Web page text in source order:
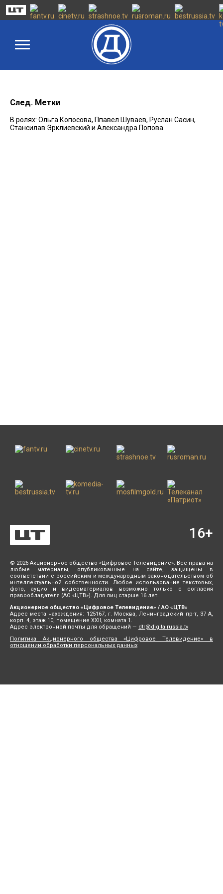
След. Метки
В ролях: Ольга Копосова, Ппавел Шуваев, Руслан Сасин,
Стансилав Эрклиевский и Александра Попова
© 2026 Акционерное общество «Цифровое Телевидение». Все права на
любые материалы, опубликованные на сайте, защищены в
соответствии с российским и международным законодательством об
интеллектуальной собственности. Любое использование текстовых,
фото, аудио и видеоматериалов возможно только с согласия
правообладателя (АО «ЦТВ»). Для лиц старше 16 лет.
Акционерное общество «Цифровое Телевидение» / АО «ЦТВ»
Адрес места нахождения: 125167, г. Москва, Ленинградский пр-т, 37 А,
корп. 4, этаж 10, помещение XXII, комната 1.
Адрес электронной почты для обращений — dtr@digitalrussia.tv
Политика Акционерного общества «Цифровое Телевидение» в
отношении обработки персональных данных
16+